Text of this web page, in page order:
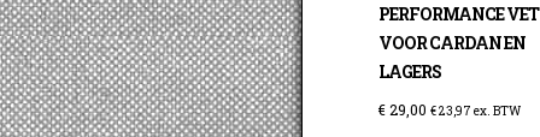
PERFORMANCE VET
VOOR CARDAN EN
LAGERS
€29,00 €23,97 ex. BTW